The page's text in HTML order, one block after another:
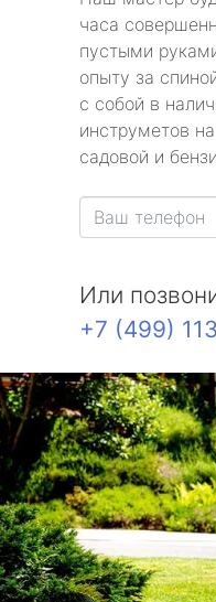
часа
пустыми
опыту за
с собой в
инструметов
садовой и
Или
+7 (499)